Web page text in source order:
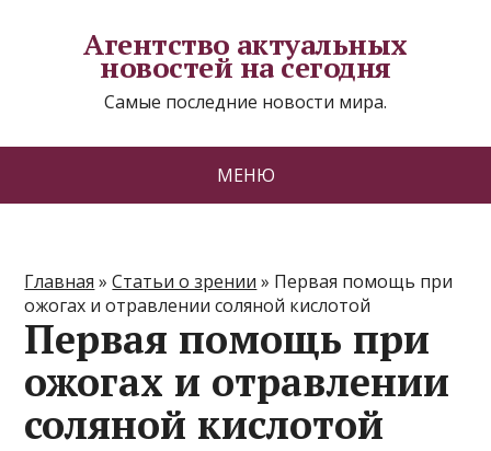
Агентство актуальных
новостей на сегодня
Самые последние новости мира.
МЕНЮ
Главная »Статьи о зрении » Первая помощь при
ожогах и отравлении соляной кислотой
Первая помощь при
ожогах и отравлении
соляной кислотой